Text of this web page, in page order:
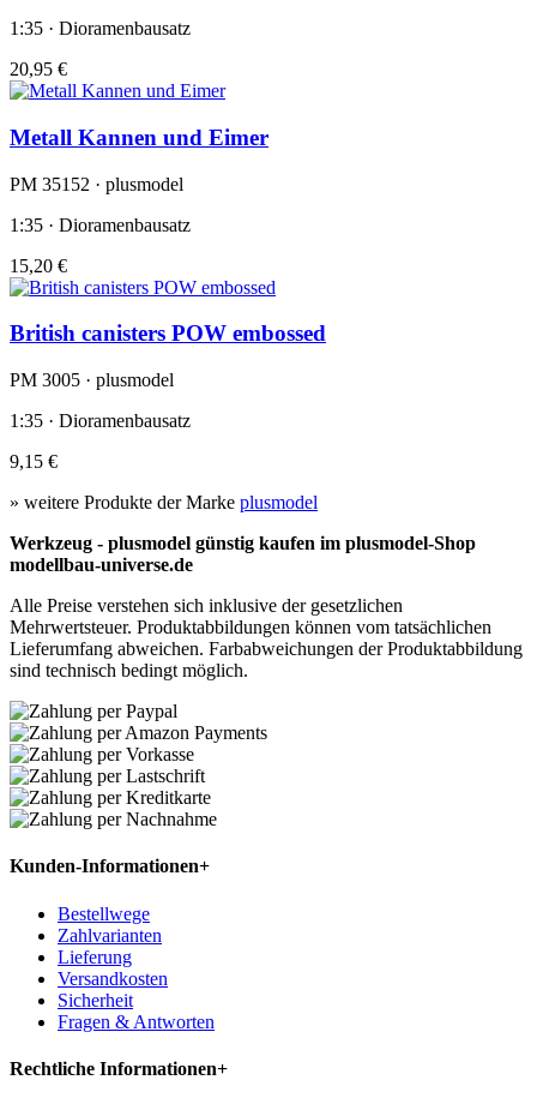
1:35 · Dioramenbausatz
20,95 €
Metall Kannen und Eimer
PM 35152 · plusmodel
1:35 · Dioramenbausatz
15,20 €
British canisters POW embossed
PM 3005 · plusmodel
1:35 · Dioramenbausatz
9,15 €
» weitere Produkte der Marke plusmodel
Werkzeug - plusmodel günstig kaufen im plusmodel-Shop
modellbau-universe.de
Alle Preise verstehen sich inklusive der gesetzlichen
Mehrwertsteuer. Produktabbildungen können vom tatsächlichen
Lieferumfang abweichen. Farbabweichungen der Produktabbildung
sind technisch bedingt möglich.
Kunden-Informationen+
Bestellwege
Zahlvarianten
Lieferung
Versandkosten
Sicherheit
Fragen & Antworten
Rechtliche Informationen+